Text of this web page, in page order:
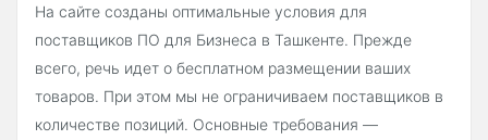
На сайте созданы оптимальные условия для
поставщиков ПО для Бизнеса в Ташкенте. Прежде
всего, речь идет о бесплатном размещении ваших
товаров. При этом мы не ограничиваем поставщиков в
количестве позиций. Основные требования —